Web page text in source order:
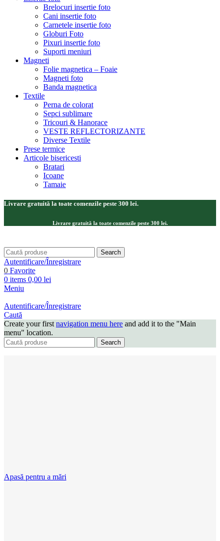
Brelocuri insertie foto
Cani insertie foto
Carnetele insertie foto
Globuri Foto
Pixuri insertie foto
Suporti meniuri
Magneti
Folie magnetica – Foaie
Magneti foto
Banda magnetica
Textile
Perna de colorat
Sepci sublimare
Tricouri & Hanorace
VESTE REFLECTORIZANTE
Diverse Textile
Prese termice
Articole bisericesti
Bratari
Icoane
Tamaie
Livrare gratuită la toate comenzile peste 300 lei.
Livrare gratuită la toate comenzile peste 300 lei.
Search
Autentificare/Înregistrare
0 Favorite
0 items 0,00 lei
Meniu
Autentificare/Înregistrare
Caută
Create your first navigation menu here and add it to the "Main
menu" location.
Search
Apasă pentru a mări